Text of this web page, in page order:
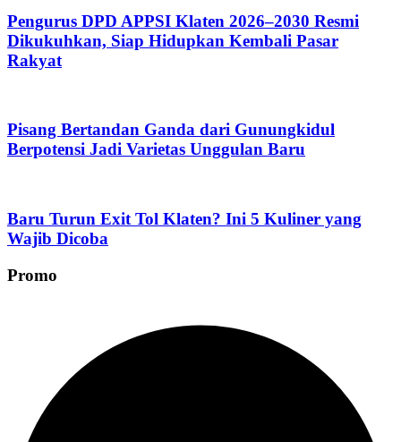
Pengurus DPD APPSI Klaten 2026–2030 Resmi
Dikukuhkan, Siap Hidupkan Kembali Pasar
Rakyat
Pisang Bertandan Ganda dari Gunungkidul
Berpotensi Jadi Varietas Unggulan Baru
Baru Turun Exit Tol Klaten? Ini 5 Kuliner yang
Wajib Dicoba
Promo